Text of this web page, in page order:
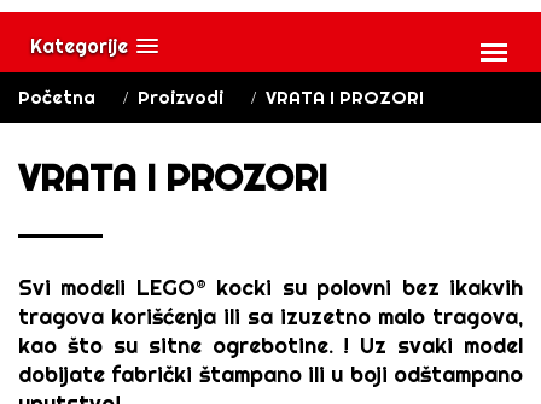
Kategorije
Početna Proizvodi VRATA I PROZORI
VRATA I PROZORI
Svi modeli LEGO® kocki su polovni bez ikakvih
tragova korišćenja ili sa izuzetno malo tragova,
kao što su sitne ogrebotine. ! Uz svaki model
dobijate fabrički štampano ili u boji odštampano